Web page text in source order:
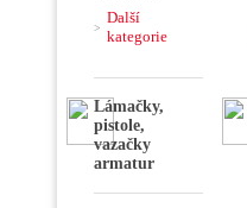
plast
,
kleště
Další
kategorie
Lámačky,
pistole,
vazačky
armatur